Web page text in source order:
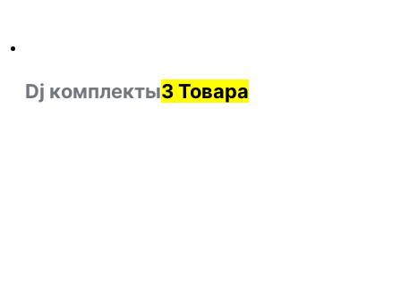
Dj комплекты3 Товара